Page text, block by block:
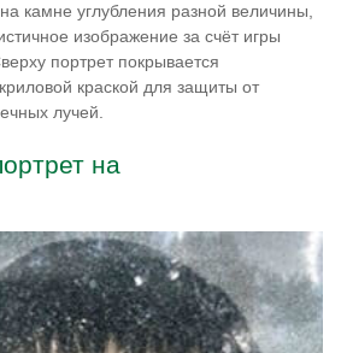
камне углубления разной величины,
изображение за счёт игры
портрет покрывается
краской для защиты от
лучей.
на